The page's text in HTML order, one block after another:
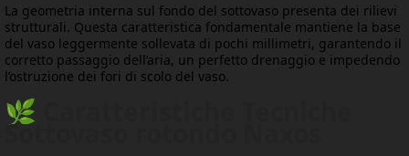
La geometria interna sul fondo del sottovaso presenta dei rilievi
strutturali. Questa caratteristica fondamentale mantiene la base
del vaso leggermente sollevata di pochi millimetri, garantendo il
corretto passaggio dell’aria, un perfetto drenaggio e impedendo
l’ostruzione dei fori di scolo del vaso.
🌿 Caratteristiche Tecniche
Sottovaso rotondo Naxos